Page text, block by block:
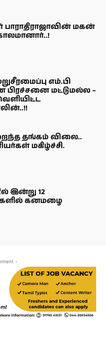
பாராதிராஜாவின் மகன்
எம்.பி
பிரச்சனை மட்டுமல்ல –
தங்கம் விலை..
மகிழ்ச்சி.
இன்று 12
கனமழை
-